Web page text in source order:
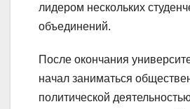
лидером нескольких
объединений.
После окончания
начал заниматься
политической